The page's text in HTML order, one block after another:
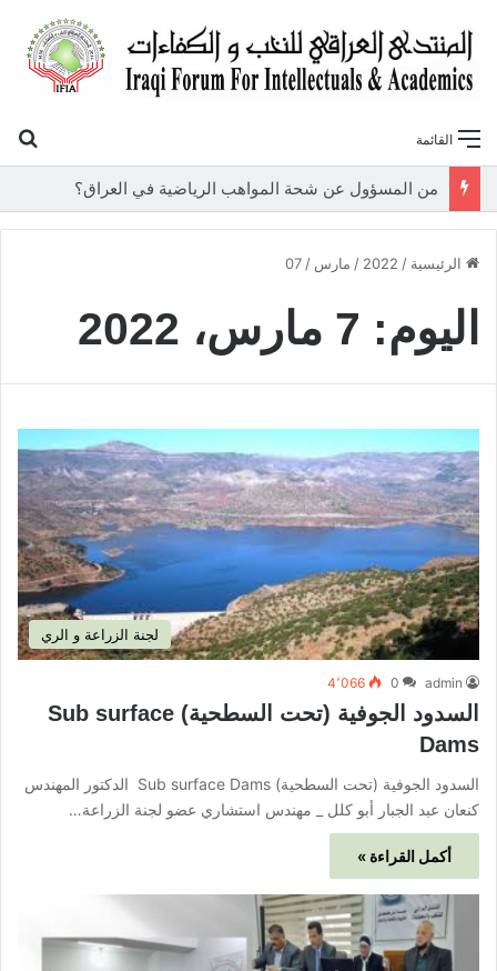
القائمة
من المسؤول عن شحة المواهب الرياضية في العراق؟
الرئيسية /
2022
/ مارس /
07
اليوم: 7 مارس، 2022
لجنة الزراعة و الري
admin
0 4٬066
السدود الجوفية (تحت السطحية) Sub surface
Dams
السدود الجوفية (تحت السطحية) Sub surface Dams الدكتور المهندس
كنعان عبد الجبار أبو كلل _ مهندس استشاري عضو لجنة الزراعة…
أكمل القراءة »